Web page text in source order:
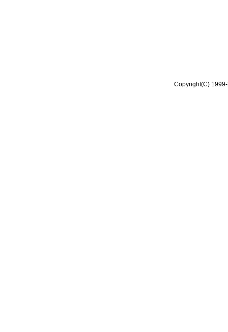
Copyright(C)